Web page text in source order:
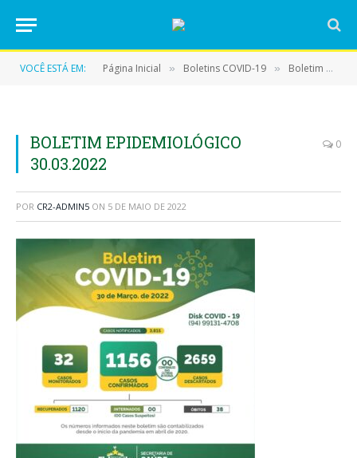
VOCÊ ESTÁ EM: Página Inicial » Boletins COVID-19 » Boletim COVID-19 (30/03/2022)
BOLETIM EPIDEMIOLÓGICO
30.03.2022
0
POR CR2-ADMIN5 ON 5 DE MAIO DE 2022